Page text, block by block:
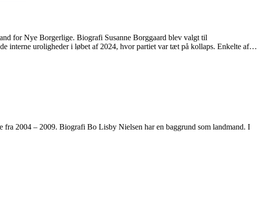
for Nye Borgerlige. Biografi Susanne Borggaard blev valgt til
interne uroligheder i løbet af 2024, hvor partiet var tæt på kollaps. Enkelte af…
2004 – 2009. Biografi Bo Lisby Nielsen har en baggrund som landmand. I